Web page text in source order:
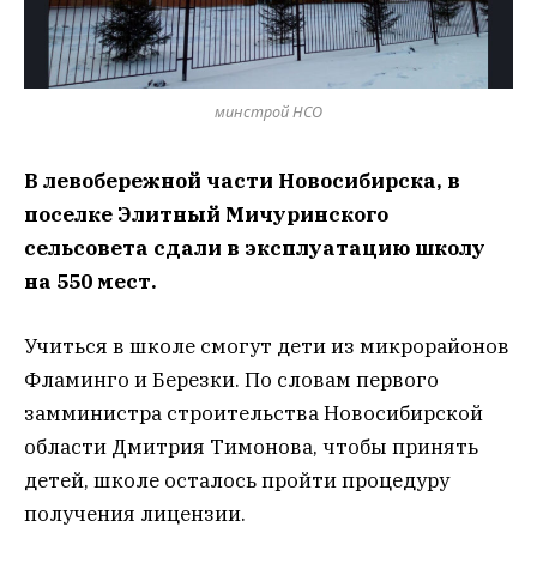
минстрой НСО
В левобережной части Новосибирска, в
поселке Элитный Мичуринского
сельсовета сдали в эксплуатацию школу
на 550 мест.
Учиться в школе смогут дети из микрорайонов
Фламинго и Березки. По словам первого
замминистра строительства Новосибирской
области Дмитрия Тимонова, чтобы принять
детей, школе осталось пройти процедуру
получения лицензии.